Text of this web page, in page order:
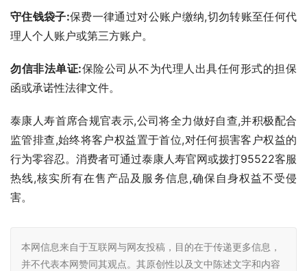
守住钱袋子:保费一律通过对公账户缴纳,切勿转账至任何代
理人个人账户或第三方账户。
勿信非法单证:保险公司从不为代理人出具任何形式的担保
函或承诺性法律文件。
泰康人寿首席合规官表示,公司将全力做好自查,并积极配合
监管排查,始终将客户权益置于首位,对任何损害客户权益的
行为零容忍。消费者可通过泰康人寿官网或拨打95522客服
热线,核实所有在售产品及服务信息,确保自身权益不受侵
害。
本网信息来自于互联网与网友投稿，目的在于传递更多信息，
并不代表本网赞同其观点。其原创性以及文中陈述文字和内容